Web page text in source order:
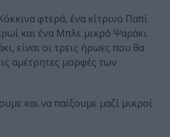
φτερά, ένα κίτρινο Παπί
και ένα Μπλε μικρό Ψαράκι
είναι οι τρεις ήρωες που θα
αμέτρητες μορφές των
και να παίξουμε μαζί μικροί